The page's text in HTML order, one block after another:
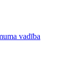
vadība